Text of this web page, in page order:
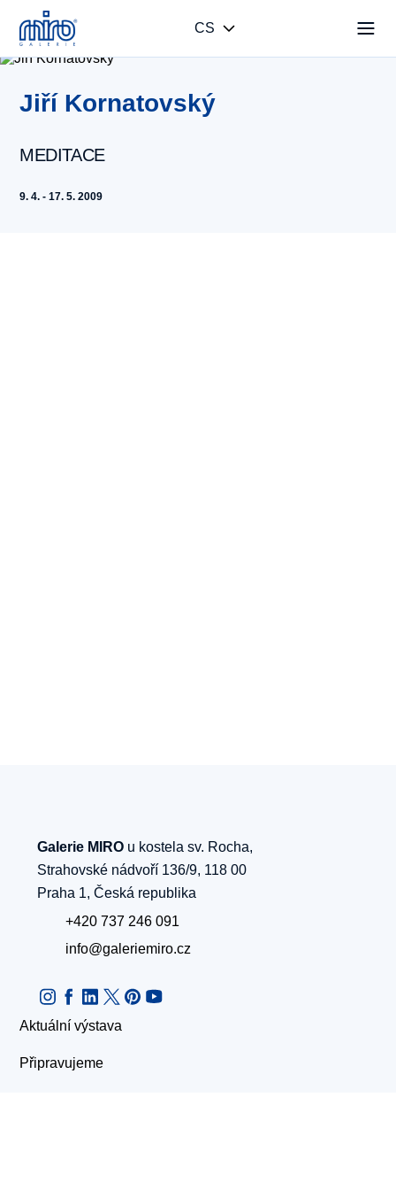
CS
Jiří Kornatovský
MEDITACE
9. 4. - 17. 5. 2009
Galerie MIRO u kostela sv. Rocha,
Strahovské nádvoří 136/9, 118 00
Praha 1, Česká republika
+420 737 246 091
info@galeriemiro.cz
Aktuální výstava
Připravujeme